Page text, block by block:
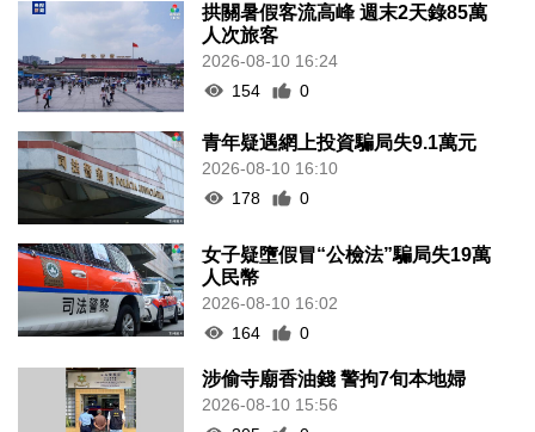
拱關暑假客流高峰 週末2天錄85萬
人次旅客
2026-08-10 16:24
154
0
青年疑遇網上投資騙局失9.1萬元
2026-08-10 16:10
178
0
女子疑墮假冒“公檢法”騙局失19萬
人民幣
2026-08-10 16:02
164
0
涉偷寺廟香油錢 警拘7旬本地婦
2026-08-10 15:56